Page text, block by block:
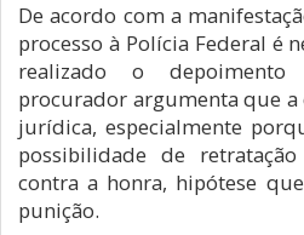
De acordo com a
processo à Polícia Federal é
realizado o
procurador argumenta que a
jurídica, especialmente
possibilidade de
contra a honra, hipótese
punição.